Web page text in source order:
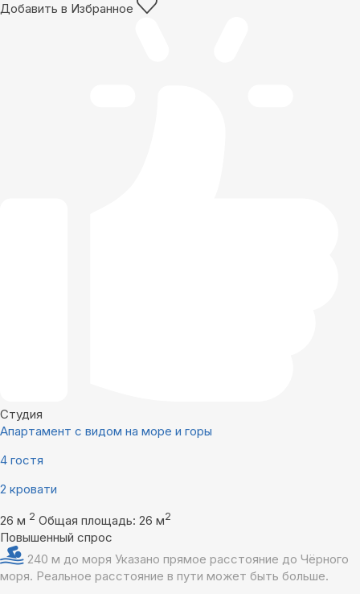
Добавить в Избранное
Студия
Апартамент с видом на море и горы
4 гостя
2 кровати
26 м 2 Общая площадь: 26 м2
Повышенный спрос
240 м до моря Указано прямое расстояние до Чёрного
моря. Реальное расстояние в пути может быть больше.